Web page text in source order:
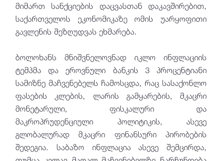
მიმართ სანქციების დაცვასთან დაკავშირებით,
საქართველოს ეკონომიკაზე ომის უარყოფითი
გავლენის შეზღუდვას ეხმარება.
ბოლოხანს მნიშვნელოვნად იკლო ინფლაციის
ტემპმა და ეროვნული ბანკის 3 პროცენტიანი
სამიზნე მაჩვენებელს ჩამოსცდა, რაც სასაქონლო
ფასების კლების, ლარის გამყარების, მკაცრი
მონეტარული, ფისკალური და
მაკროპრუდენციული პოლიტიკის, ასევე
გლობალურად მკაცრი ფინანსური პირობების
შედეგია. საბაზო ინფლაცია ასევე შემცირდა,